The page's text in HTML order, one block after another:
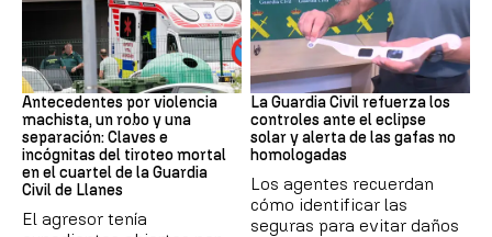
ASTURIAS
Antecedentes por violencia
machista, un robo y una
separación: Claves e
incógnitas del tiroteo mortal
en el cuartel de la Guardia
Civil de Llanes
El agresor tenía
Eclipse solar
La Guardia Civil refuerza los
controles ante el eclipse
solar y alerta de las gafas no
homologadas
Los agentes recuerdan
cómo identificar las
seguras para evitar daños